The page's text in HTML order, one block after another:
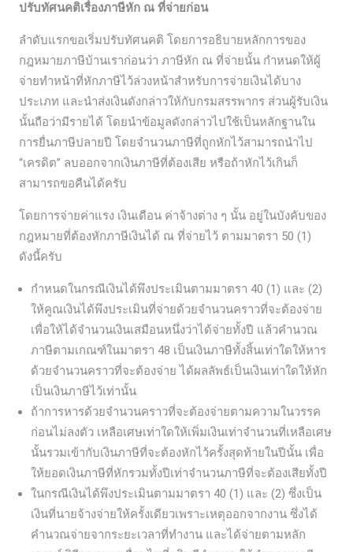
ปรับทัศนคติเรื่องภาษีหัก ณ ที่จ่ายก่อน
ลำดับแรกขอเริ่มปรับทัศนคติ โดยการอธิบายหลักการของ
กฎหมายภาษีบ้านเราก่อนว่า ภาษีหัก ณ ที่จ่ายนั้น กำหนดให้ผู้
จ่ายทำหน้าที่หักภาษีไว้ล่วงหน้าสำหรับการจ่ายเงินได้บาง
ประเภท และนำส่งเงินดังกล่าวให้กับกรมสรรพากร ส่วนผู้รับเงิน
นั้นถือว่ามีรายได้ โดยนำข้อมูลดังกล่าวไปใช้เป็นหลักฐานใน
การยื่นภาษีปลายปี โดยจำนวนภาษีที่ถูกหักไว้สามารถนำไป
“เครดิต” ลบออกจากเงินภาษีที่ต้องเสีย หรือถ้าหักไว้เกินก็
สามารถขอคืนได้ครับ
โดยการจ่ายค่าแรง เงินเดือน ค่าจ้างต่าง ๆ นั้น อยู่ในบังคับของ
กฎหมายที่ต้องหักภาษีเงินได้ ณ ที่จ่ายไว้ ตามมาตรา 50 (1)
ดังนี้ครับ
กำหนดในกรณีเงินได้พึงประเมินตามมาตรา 40 (1) และ (2)
ให้คูณเงินได้พึงประเมินที่จ่ายด้วยจำนวนคราวที่จะต้องจ่าย
เพื่อให้ได้จำนวนเงินเสมือนหนึ่งว่าได้จ่ายทั้งปี แล้วคำนวณ
ภาษีตามเกณฑ์ในมาตรา 48 เป็นเงินภาษีทั้งสิ้นเท่าใดให้หาร
ด้วยจำนวนคราวที่จะต้องจ่าย ได้ผลลัพธ์เป็นเงินเท่าใดให้หัก
เป็นเงินภาษีไว้เท่านั้น
ถ้าการหารด้วยจำนวนคราวที่จะต้องจ่ายตามความในวรรค
ก่อนไม่ลงตัว เหลือเศษเท่าใดให้เพิ่มเงินเท่าจำนวนที่เหลือเศษ
นั้นรวมเข้ากับเงินภาษีที่จะต้องหักไว้ครั้งสุดท้ายในปีนั้น เพื่อ
ให้ยอดเงินภาษีที่หักรวมทั้งปีเท่าจำนวนภาษีที่จะต้องเสียทั้งปี
ในกรณีเงินได้พึงประเมินตามมาตรา 40 (1) และ (2) ซึ่งเป็น
เงินที่นายจ้างจ่ายให้ครั้งเดียวเพราะเหตุออกจากงาน ซึ่งได้
คำนวณจ่ายจากระยะเวลาที่ทำงาน และได้จ่ายตามหลัก